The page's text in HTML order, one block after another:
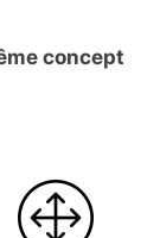
concept